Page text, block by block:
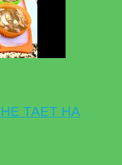
ТАЕТ НА